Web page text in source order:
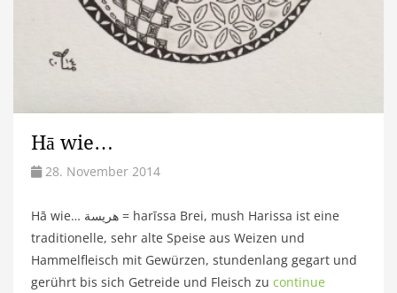
Hā wie…
28. November 2014
Hā wie… هريسة = harīssa Brei, mush Harissa ist eine
traditionelle, sehr alte Speise aus Weizen und
Hammelfleisch mit Gewürzen, stundenlang gegart und
gerührt bis sich Getreide und Fleisch zu continue